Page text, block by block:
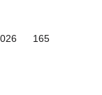
165